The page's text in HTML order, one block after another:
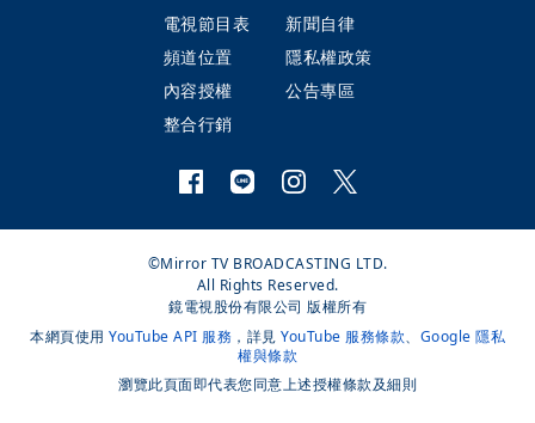
電視節目表
新聞自律
頻道位置
隱私權政策
內容授權
公告專區
整合行銷
©Mirror TV BROADCASTING LTD.
All Rights Reserved.
鏡電視股份有限公司 版權所有
本網頁使用 YouTube API 服務 ，詳見 YouTube 服務條款、 Google 隱私
權與條款
瀏覽此頁面即代表您同意上述授權條款及細則